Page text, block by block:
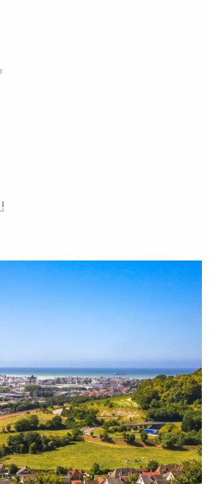
favoris